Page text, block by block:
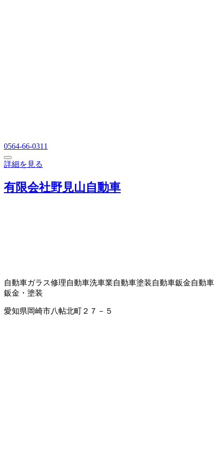
0564-66-0311
詳細を見る
有限会社野見山自動車
自動車ガラス修理自動車洗車業自動車塗装自動車鈑金自動車
鈑金・塗装
愛知県岡崎市八帖北町２７－５